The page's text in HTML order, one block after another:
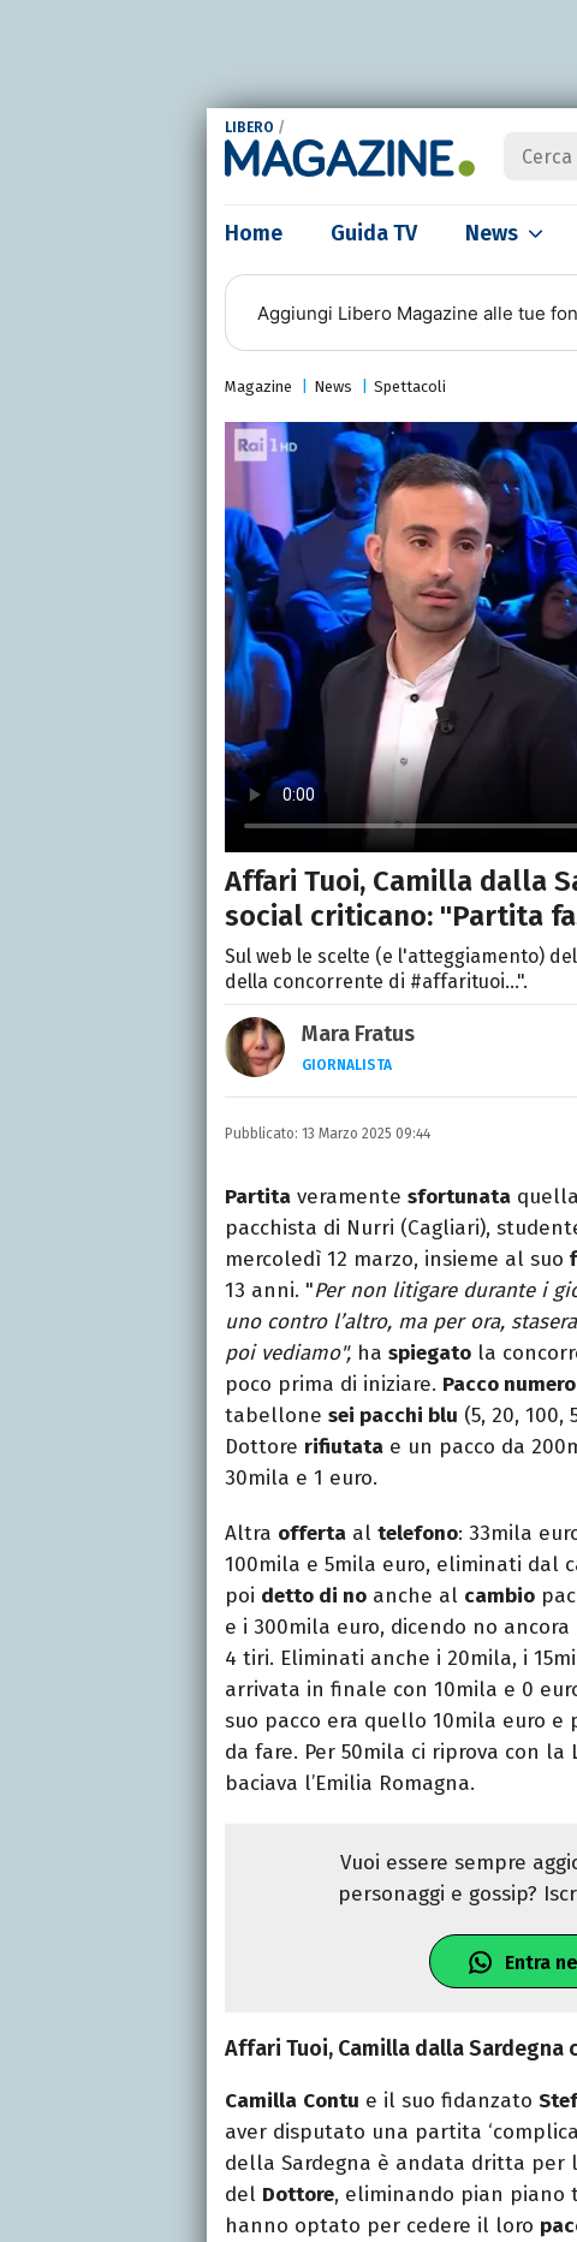
LIBERO /
Home Guida TV News
Aggiungi Libero Magazine alle tue
Magazine News Spettacoli
Affari Tuoi, Camilla dalla
social criticano: "Partita
Sul web le scelte (e l'atteggiamento)
della concorrente di #affarituoi...".
Mara Fratus
GIORNALISTA
Nella mia vita non
dell'inquietudine sul
Pubblicato: 13 Marzo 2025 09:44
Partita veramente sfortunata
pacchista di Nurri (Cagliari),
mercoledì 12 marzo, insieme al suo
13 anni. "Per non litigare durante i
uno contro l’altro, ma per ora,
poi vediamo", ha spiegato la
poco prima di iniziare. Pacco
tabellone sei pacchi blu (5, 20, 100,
Dottore rifiutata e un pacco da
30mila e 1 euro.
Altra offerta al telefono: 33mila
100mila e 5mila euro, eliminati dal
poi detto di no anche al cambio
e i 300mila euro, dicendo no
4 tiri. Eliminati anche i 20mila, i
arrivata in finale con 10mila e 0
suo pacco era quello 10mila euro
da fare. Per 50mila ci riprova con
baciava l’Emilia Romagna.
Vuoi essere sempre
personaggi e gossip?
Entra
Affari Tuoi, Camilla dalla
Camilla Contu e il suo fidanzato
aver disputato una partita
della Sardegna è andata dritta per
del Dottore, eliminando pian piano
hanno optato per cedere il loro